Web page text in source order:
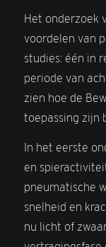
Het onderzoek
voordelen van
studies: één in
periode van
zien hoe de
toepassing zijn
In het eerste
en
pneumatische
snelheid en
nu licht of